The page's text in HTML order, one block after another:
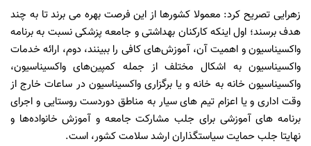
زهرایی تصریح کرد: معمولا کشورها از این فرصت بهره می برند تا به چند
هدف برسند؛ اول اینکه کارکنان بهداشتی و جامعه پزشکی نسبت به برنامه
واکسیناسیون و اهمیت آن، آموزش‌های کافی را ببینند، دوم، ارائه خدمات
واکسیناسیون به اشکال مختلف از جمله کمپین‌های واکسیناسیون،
واکسیناسیون خانه به خانه و یا برگزاری واکسیناسیون در ساعات خارج از
وقت اداری و یا اعزام تیم های سیار به مناطق دوردست روستایی و اجرای
برنامه های آموزشی برای جلب مشارکت جامعه و آموزش خانواده‌ها و
نهایتا جلب حمایت سیاستگذاران ارشد سلامت کشور، است.